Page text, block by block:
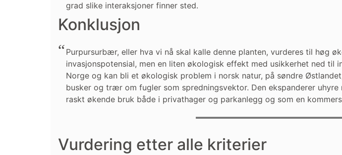
grad slike interaksjoner finner sted.
Konklusjon
Purpursurbær, eller hva vi nå skal kalle denne planten, vurderes til høg
invasjonspotensial, men en liten økologisk effekt med usikkerhet ned
Norge og kan bli et økologisk problem i norsk natur, på søndre
busker og trær om fugler som spredningsvektor. Den ekspanderer
raskt økende bruk både i privathager og parkanlegg og som en
Vurdering etter alle kriterier